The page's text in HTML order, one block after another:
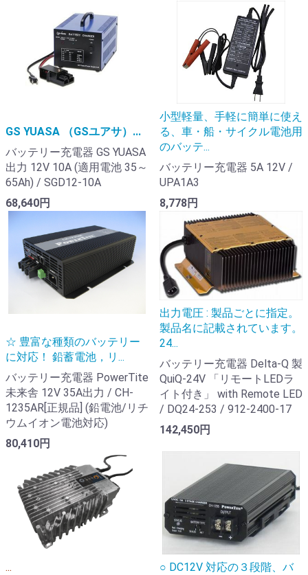
GS YUASA （GSユアサ）...
バッテリー充電器 GS YUASA
出力 12V 10A (適用電池 35～
65Ah) / SGD12-10A
68,640円
小型軽量、手軽に簡単に使え
る、車・船・サイクル電池用
のバッテ...
バッテリー充電器 5A 12V /
UPA1A3
8,778円
☆ 豊富な種類のバッテリー
に対応！ 鉛蓄電池，リ...
バッテリー充電器 PowerTite
未来舎 12V 35A出力 / CH-
1235AR[正規品] (鉛電池/リチ
ウムイオン電池対応)
80,410円
出力電圧 : 製品ごとに指定。
製品名に記載されています。
24...
バッテリー充電器 Delta-Q 製
QuiQ-24V 「リモートLEDラ
イト付き」 with Remote LED
/ DQ24-253 / 912-2400-17
142,450円
...
○ DC12V 対応の３段階、バ